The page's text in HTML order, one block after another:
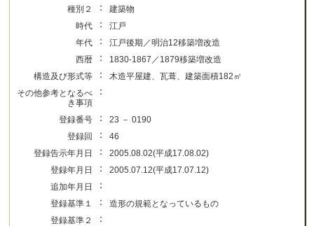
種別２
：
建築物
時代
：
江戸
年代
：
江戸後期／明治12移築増改造
西暦
：
1830-1867／1879移築増改造
構造及び形式等
：
木造平屋建、瓦葺、建築面積182㎡
その他参考となるべ
き事項
：
登録番号 ：
23 － 0190
登録回
：
46
登録告示年月日
：
2005.08.02(平成17.08.02)
登録年月日
：
2005.07.12(平成17.07.12)
追加年月日
：
登録基準１ ：
造形の規範となっているもの
登録基準２
：